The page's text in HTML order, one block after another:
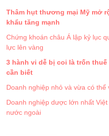
Thâm hụt thương mại Mỹ mở
khẩu tăng mạnh
Chứng khoán châu Á lập kỷ lục
lực lên vàng
3 hành vi dễ bị coi là trốn
cần biết
Doanh nghiệp nhỏ và vừa có
Doanh nghiệp dược lớn nhất
nước ngoài